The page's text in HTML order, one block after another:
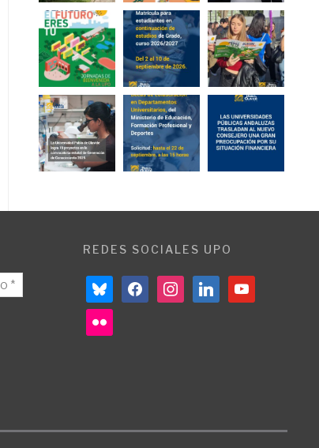
REDES SOCIALES UPO
blueskyfacebookinstagramlinkedin youtube
flickr